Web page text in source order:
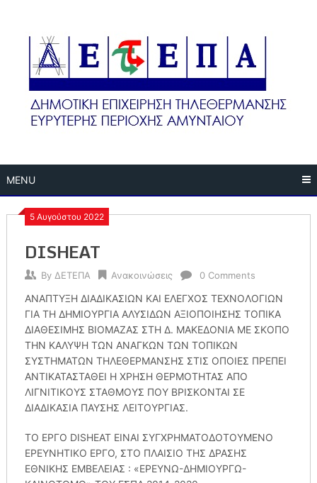
content
MENU
5 Αυγούστου 2022
DISHEAT
By ΔΕΤΕΠΑ Ανακοινώσεις 0 Comments
ΑΝΑΠΤΥΞΗ ΔΙΑΔΙΚΑΣΙΩΝ ΚΑΙ ΕΛΕΓΧΟΣ ΤΕΧΝΟΛΟΓΙΩΝ
ΓΙΑ ΤΗ ΔΗΜΙΟΥΡΓΙΑ ΑΛΥΣΙΔΩΝ ΑΞΙΟΠΟΙΗΣΗΣ ΤΟΠΙΚΑ
ΔΙΑΘΕΣΙΜΗΣ ΒΙΟΜΑΖΑΣ ΣΤΗ Δ. ΜΑΚΕΔΟΝΙΑ ΜΕ ΣΚΟΠΟ
ΤΗΝ ΚΑΛΥΨΗ ΤΩΝ ΑΝΑΓΚΩΝ ΤΩΝ ΤΟΠΙΚΩΝ
ΣΥΣΤΗΜΑΤΩΝ ΤΗΛΕΘΕΡΜΑΝΣΗΣ ΣΤΙΣ ΟΠΟΙΕΣ ΠΡΕΠΕΙ
ΑΝΤΙΚΑΤΑΣΤΑΘΕΙ Η ΧΡΗΣΗ ΘΕΡΜΟΤΗΤΑΣ ΑΠΟ
ΛΙΓΝΙΤΙΚΟΥΣ ΣΤΑΘΜΟΥΣ ΠΟΥ ΒΡΙΣΚΟΝΤΑΙ ΣΕ
ΔΙΑΔΙΚΑΣΙΑ ΠΑΥΣΗΣ ΛΕΙΤΟΥΡΓΙΑΣ.
ΤΟ ΕΡΓΟ DISHEAT ΕΙΝΑΙ ΣΥΓΧΡΗΜΑΤΟΔΟΤΟΥΜΕΝΟ
ΕΡΕΥΝΗΤΙΚΟ ΕΡΓΟ, ΣΤΟ ΠΛΑΙΣΙΟ ΤΗΣ ΔΡΑΣΗΣ
ΕΘΝΙΚΗΣ ΕΜΒΕΛΕΙΑΣ : «ΕΡΕΥΝΩ-ΔΗΜΙΟΥΡΓΩ-